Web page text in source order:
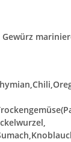
Gewürz